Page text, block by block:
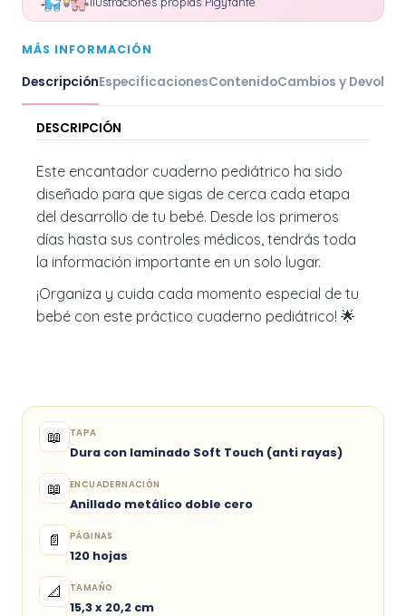
MÁS INFORMACIÓN
DescripciónEspecificacionesContenidoCambios y
DESCRIPCIÓN
Este encantador cuaderno pediátrico ha sido
diseñado para que sigas de cerca cada etapa
del desarrollo de tu bebé. Desde los primeros
días hasta sus controles médicos, tendrás toda
la información importante en un solo lugar.
¡Organiza y cuida cada momento especial de tu
bebé con este práctico cuaderno pediátrico! 🌟
📖 TAPA
Dura con laminado Soft Touch (anti rayas)
📖 ENCUADERNACIÓN
Anillado metálico doble cero
📄 PÁGINAS
120 hojas
📐 TAMAÑO
15,3 x 20,2 cm